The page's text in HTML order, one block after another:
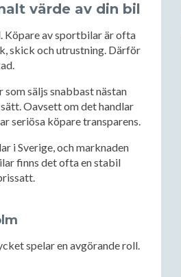
värde av din bil
Köpare av sportbilar är ofta
skick och utrustning. Därför
säljs snabbast nästan
Oavsett om det handlar
seriösa köpare transparens.
i Sverige, och marknaden
finns det ofta en stabil
spelar en avgörande roll.